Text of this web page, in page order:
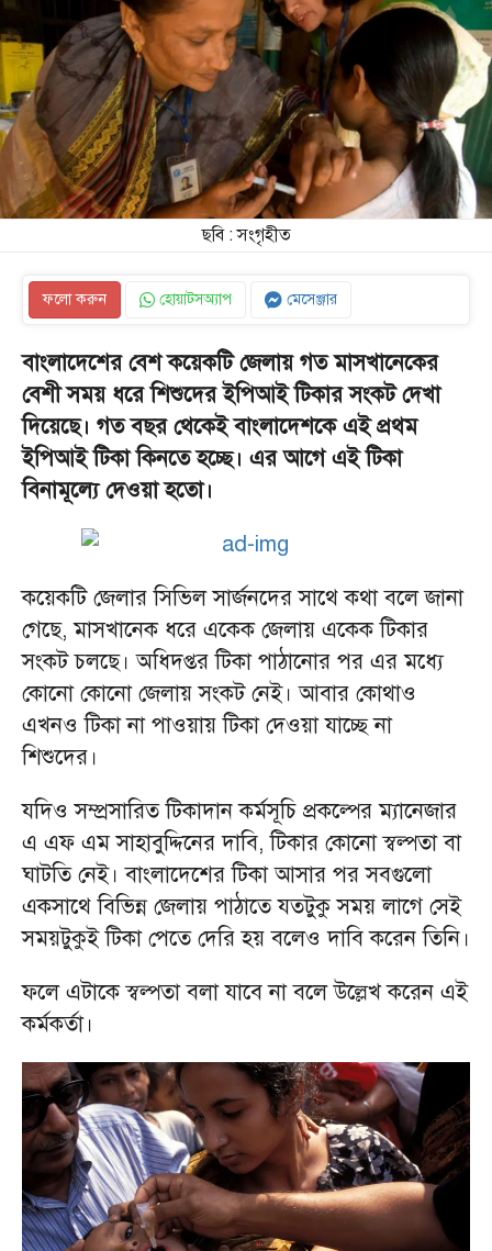
ছবি : সংগৃহীত
ফলো করুন হোয়াটসঅ্যাপ মেসেঞ্জার
বাংলাদেশের বেশ কয়েকটি জেলায় গত মাসখানেকের
বেশী সময় ধরে শিশুদের ইপিআই টিকার সংকট দেখা
দিয়েছে। গত বছর থেকেই বাংলাদেশকে এই প্রথম
ইপিআই টিকা কিনতে হচ্ছে। এর আগে এই টিকা
বিনামূল্যে দেওয়া হতো।
কয়েকটি জেলার সিভিল সার্জনদের সাথে কথা বলে জানা
গেছে, মাসখানেক ধরে একেক জেলায় একেক টিকার
সংকট চলছে। অধিদপ্তর টিকা পাঠানোর পর এর মধ্যে
কোনো কোনো জেলায় সংকট নেই। আবার কোথাও
এখনও টিকা না পাওয়ায় টিকা দেওয়া যাচ্ছে না
শিশুদের।
যদিও সম্প্রসারিত টিকাদান কর্মসূচি প্রকল্পের ম্যানেজার
এ এফ এম সাহাবুদ্দিনের দাবি, টিকার কোনো স্বল্পতা বা
ঘাটতি নেই। বাংলাদেশের টিকা আসার পর সবগুলো
একসাথে বিভিন্ন জেলায় পাঠাতে যতটুকু সময় লাগে সেই
সময়টুকুই টিকা পেতে দেরি হয় বলেও দাবি করেন তিনি।
ফলে এটাকে স্বল্পতা বলা যাবে না বলে উল্লেখ করেন এই
কর্মকর্তা।